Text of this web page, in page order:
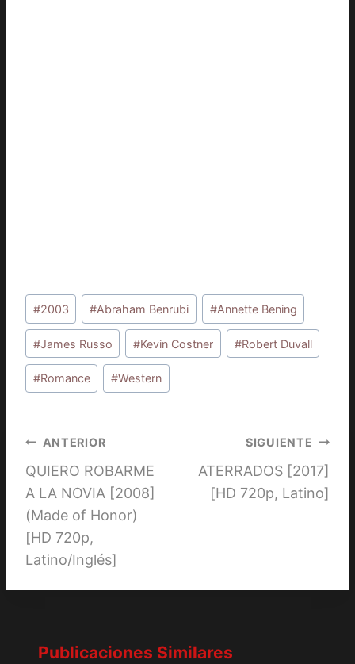
Etiquetas
de
la
entrada:
#2003 #Abraham Benrubi #Annette Bening
#James Russo #Kevin Costner #Robert Duvall
#Romance #Western
Navegación
de
entradas
ANTERIOR
QUIERO ROBARME
A LA NOVIA [2008]
(Made of Honor)
[HD 720p,
Latino/Inglés]
SIGUIENTE
ATERRADOS [2017]
[HD 720p, Latino]
Publicaciones Similares